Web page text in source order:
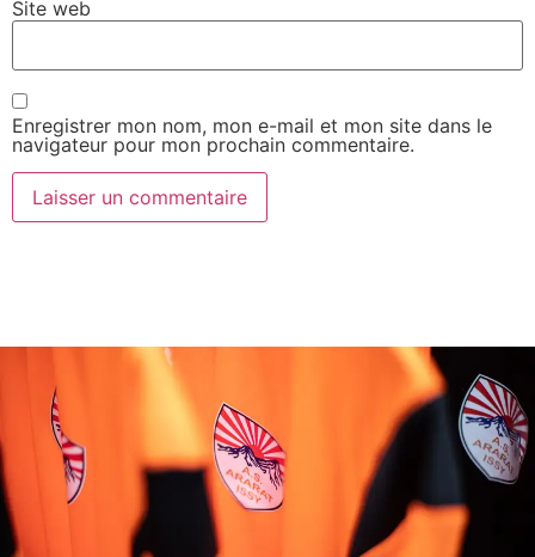
Site web
Enregistrer mon nom, mon e-mail et mon site dans le
navigateur pour mon prochain commentaire.